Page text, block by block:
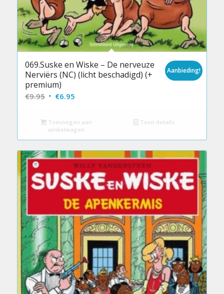
069.Suske en Wiske – De nerveuze
Nerviërs (NC) (licht beschadigd) (+
premium)
€9.95 Oorspronkelijke
was:
€9.95.
€6.95Huidige
is:
€6.95.
Aanbieding!
Toevoegen aan
winkelwagen
Toon details